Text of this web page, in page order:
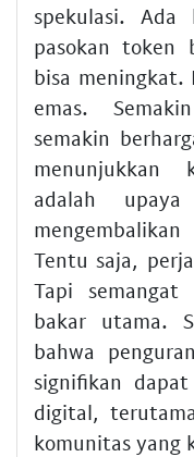
spekulasi.
pasokan token
bisa meningkat.
emas.
semakin
menunjukkan
adalah
Tentu saja,
Tapi semangat
bakar utama.
bahwa
signifikan
digital,
komunitas yang